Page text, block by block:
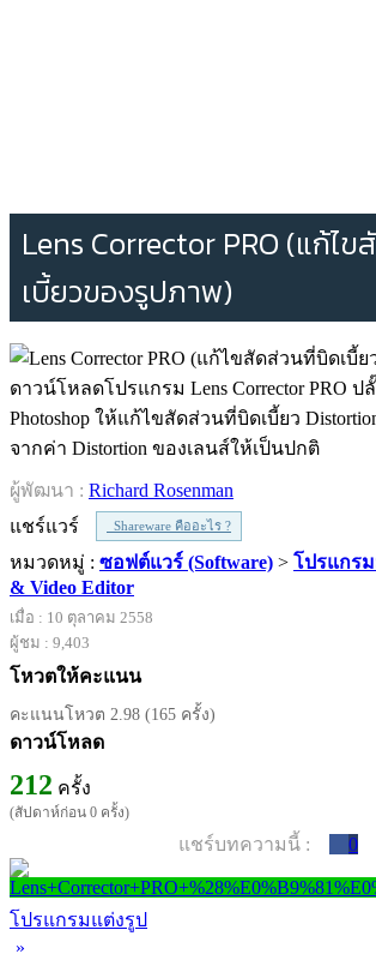
Lens Corrector PRO (แก้ไ
เบี้ยวของรูปภาพ)
ดาวน์โหลดโปรแกรม Lens Corrector PRO ป
Photoshop ให้แก้ไขสัดส่วนที่บิดเบี้ยว
จากค่า Distortion ของเลนส์ให้เป็นปกติ
ผู้พัฒนา : Richard Rosenman
แชร์แวร์
Shareware คืออะไร ?
หมวดหมู่ : ซอฟต์แวร์ (Software) > โปรแกร
& Video Editor
เมื่อ : 10 ตุลาคม 2558
ผู้ชม : 9,403
โหวตให้คะแนน
คะแนนโหวต 2.98 (165 ครั้ง)
ดาวน์โหลด
212 ครั้ง
(สัปดาห์ก่อน 0 ครั้ง)
แชร์บทความนี้ : 0
โปรแกรมแต่งรูป
»